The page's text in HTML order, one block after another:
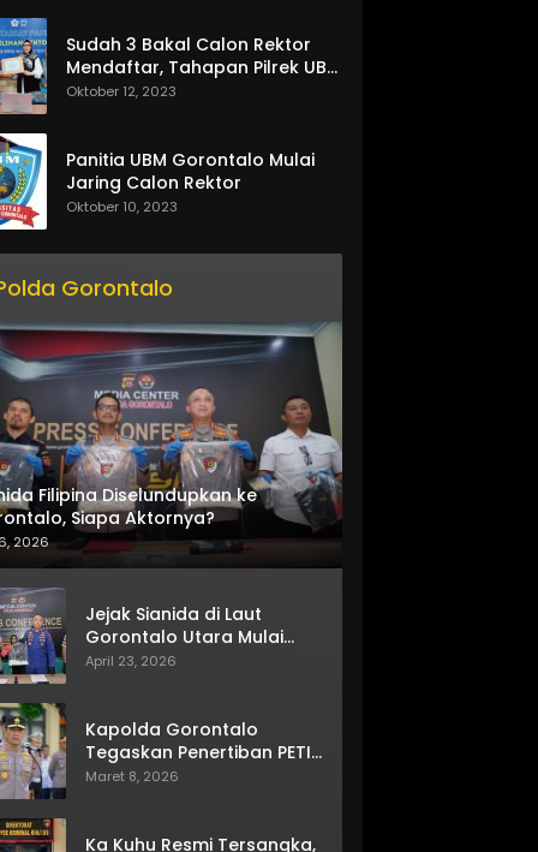
Sudah 3 Bakal Calon Rektor
Mendaftar, Tahapan Pilrek UBM
Gorontalo Makin Seru
Oktober 12, 2023
Panitia UBM Gorontalo Mulai
Jaring Calon Rektor
Oktober 10, 2023
Gorontalo
Filipina Diselundupkan ke
Siapa Aktornya?
2026
Jejak Sianida di Laut
Gorontalo Utara Mulai
Terkuak
April 23, 2026
Kapolda Gorontalo
Tegaskan Penertiban PETI
Terus Berjalan
Maret 8, 2026
Ka Kuhu Resmi Tersangka,